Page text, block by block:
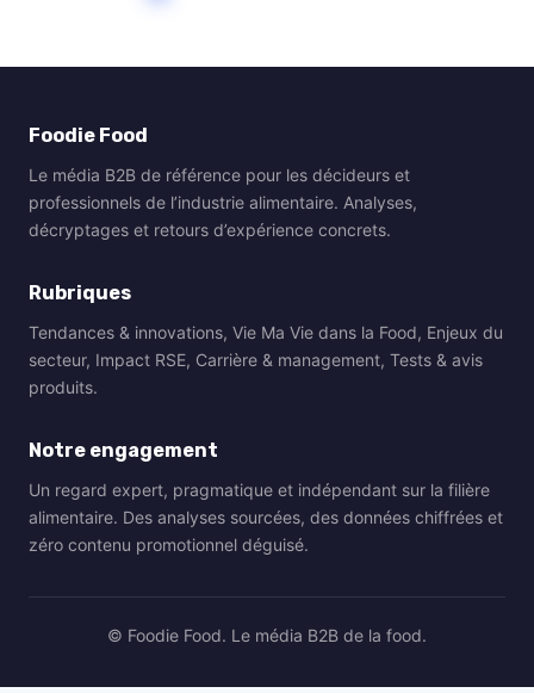
Foodie Food
Le média B2B de référence pour les décideurs et
professionnels de l’industrie alimentaire. Analyses,
décryptages et retours d’expérience concrets.
Rubriques
Tendances & innovations, Vie Ma Vie dans la Food, Enjeux du
secteur, Impact RSE, Carrière & management, Tests & avis
produits.
Notre engagement
Un regard expert, pragmatique et indépendant sur la filière
alimentaire. Des analyses sourcées, des données chiffrées et
zéro contenu promotionnel déguisé.
© Foodie Food. Le média B2B de la food.